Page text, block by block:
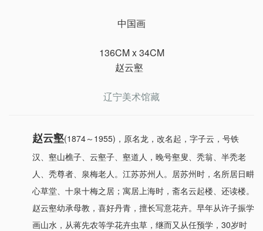
中国画
136CM x 34CM
赵云壑
辽宁美术馆藏
赵云壑(1874～1955)，原名龙，改名起，字子云，号铁
汉、壑山樵子、云壑子、壑道人，晚号壑叟、秃翁、半秃老
人、秃尊者、泉梅老人。江苏苏州人。居苏州时，名所居日畊
心草堂、十泉十梅之居；寓居上海时，斋名云起楼、还读楼。
赵云壑幼承母教，喜好丹青，擅长写意花卉。早年从许子振学
画山水，从蒋先农等学花卉虫草，继而又从任预学，30岁时